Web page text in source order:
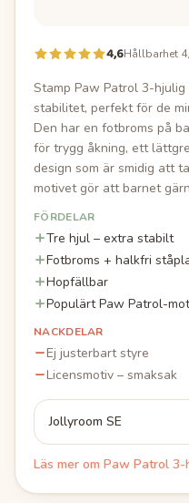
4,6Hållbarhet
Stamp Paw Patrol 3-
stabilitet, perfekt för de
Den har en fotbroms på
för trygg åkning, ett
design som är smidig att
motivet gör att barnet
FÖRDELAR
Tre hjul – extra stabilt
Fotbroms + halkfri
Hopfällbar
Populärt Paw Patrol-
NACKDELAR
Ej justerbart styre
Licensmotiv – smaksak
Jollyroom SE
Läs mer om Paw Patrol 3-